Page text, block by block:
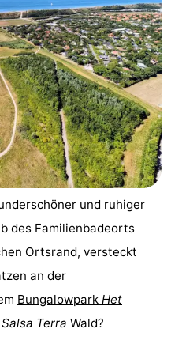
und ruhiger
des Familienbadeorts
Ortsrand, versteckt
an der
Bungalowpark Het
Salsa Terra Wald?